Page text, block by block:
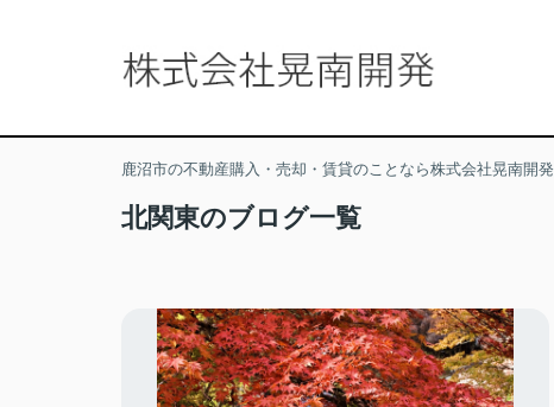
鹿沼市の不動産購入・売却・賃貸のことなら株式会社晃南開発
北関東のブログ一覧